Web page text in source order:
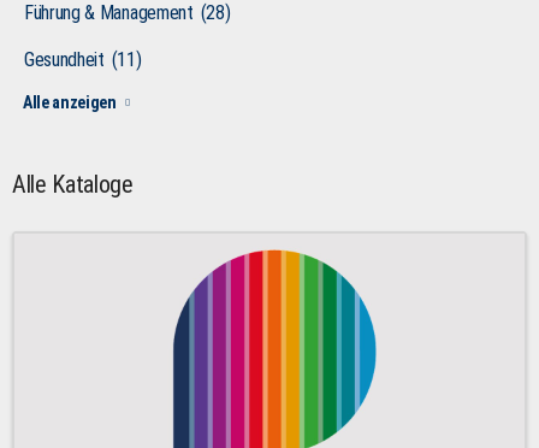
Führung & Management (28)
Gesundheit (11)
Alle anzeigen
Alle Kataloge